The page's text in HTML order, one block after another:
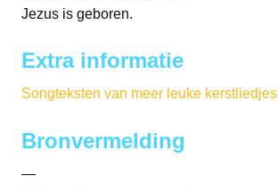
Jezus is geboren.
Extra informatie
Songteksten van meer leuke kerstliedjes
Bronvermelding
—